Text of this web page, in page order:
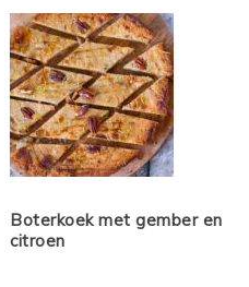
Boterkoek met gember en
citroen